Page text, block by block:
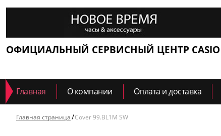
ОФИЦИАЛЬНЫЙ СЕРВИСНЫЙ ЦЕНТР CASIO
Главная О компании Оплата и доставка
Главная страница Cover 99.BL1M SW